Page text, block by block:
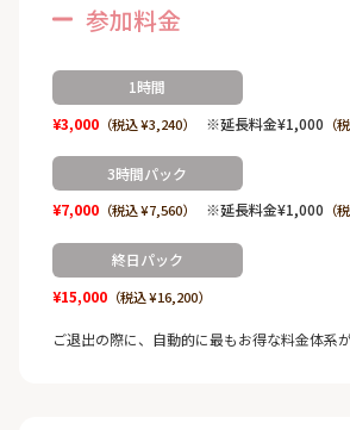
参加料金
1時間
¥3,000（税込 ¥3,240） ※延長料金¥1,000 （
3時間パック
¥7,000（税込 ¥7,560） ※延長料金¥1,000 （
終日パック
¥15,000（税込 ¥16,200）
ご退出の際に、自動的に最もお得な料金体系